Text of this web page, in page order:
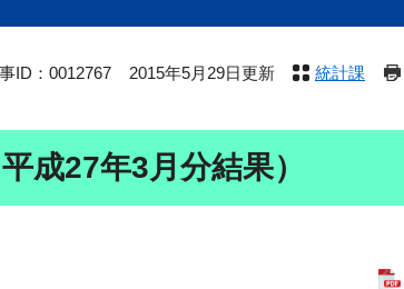
ID：0012767 2015年5月29日更新 統計課
成27年3月分結果）